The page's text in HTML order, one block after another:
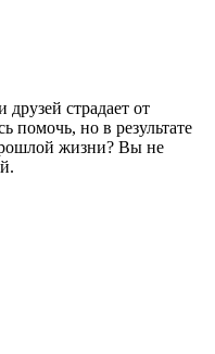
страдает от
помочь, но в результате
жизни? Вы не